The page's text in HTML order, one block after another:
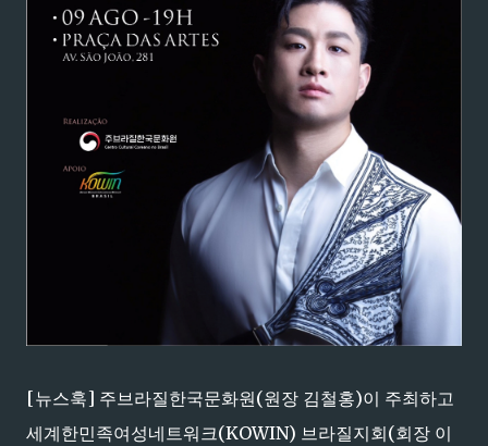
[뉴스훅] 주브라질한국문화원(원장 김철홍)이 주최하고
세계한민족여성네트워크(KOWIN) 브라질지회(회장 이